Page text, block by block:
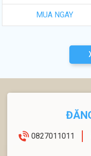
MUA NGAY
0827011011